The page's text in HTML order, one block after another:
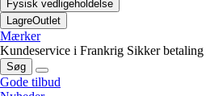
Fysisk vedligeholdelse
LagreOutlet
Mærker
Kundeservice i Frankrig Sikker betaling
Søg
Gode tilbud